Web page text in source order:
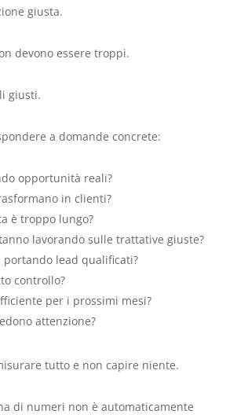
giusta.
devono essere troppi.
giusti.
a domande concrete:
opportunità reali?
in clienti?
è troppo lungo?
lavorando sulle trattative giuste?
lead qualificati?
controllo?
per i prossimi mesi?
attenzione?
tutto e non capire niente.
di numeri non è automaticamente